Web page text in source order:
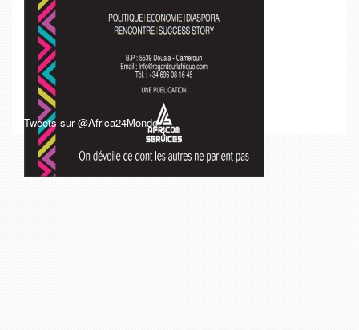
Tweets sur @Africa24Monde